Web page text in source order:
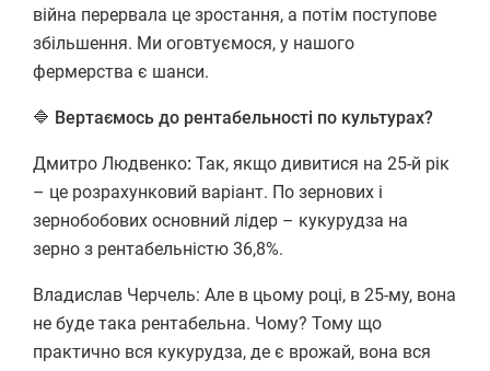
війна перервала це зростання, а потім поступове
збільшення. Ми оговтуємося, у нашого
фермерства є шанси.
🔷 Вертаємось до рентабельності по культурах?
Дмитро Людвенко: Так, якщо дивитися на 25-й рік
– це розрахунковий варіант. По зернових і
зернобобових основний лідер – кукурудза на
зерно з рентабельністю 36,8%.
Владислав Черчель: Але в цьому році, в 25-му, вона
не буде така рентабельна. Чому? Тому що
практично вся кукурудза, де є врожай, вона вся